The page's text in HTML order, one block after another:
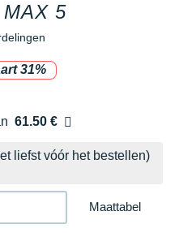
5
31%
61.50 €
liefst vóór het bestellen)
Maattabel